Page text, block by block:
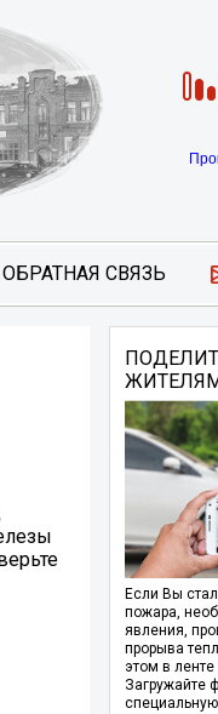
ОБРАТНАЯ СВЯЗЬ
Если Вы
пожара,
явления,
прорыва
этом в
Загружайте